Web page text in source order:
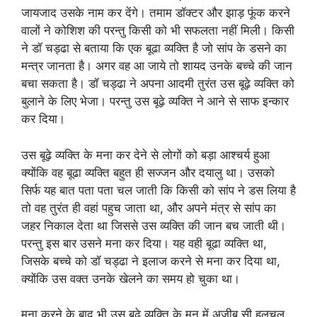
जायजाद उसके नाम कर देंगे। तमाम डॉक्टर और झाड़ फूंक करने
वालों ने कोशिश की परन्तु किसी को भी सफलता नहीं मिली। किसी
ने डॉ चड्ढा से बताया कि एक बूढा व्यक्ति है जो सांप के डसने का
मन्त्र जानता है। अगर वह आ जाये तो शायद उनके बच्चे की जान
बचा सकता है। डॉ चड्ढा ने अपना आदमी तुरंत उस बूढ़े व्यक्ति को
बुलाने के लिए भेजा। परन्तु उस बूढ़े व्यक्ति ने आने से साफ इन्कार
कर दिया।
उस बूढ़े व्यक्ति के मना कर देने से लोगों को बड़ा आश्चर्य हुआ
क्योंकि वह बूढा व्यक्ति बहुत ही सज्जन और दयालु था। उसको
सिर्फ यह बात पता पता चल जाती कि किसी को सांप ने डस लिया है
तो वह तुरंत ही वहां पहुच जाता था, और अपने मंत्र से सांप का
जहर निकाल देता था जिससे उस व्यक्ति की जान बच जाती थी।
परन्तु इस बार उसने मना कर दिया। यह वही बूढा व्यक्ति था,
जिसके बच्चे को डॉ चड्ढा ने इलाज करने से मना कर दिया था,
क्योंकि उस वक्त उनके खेलने का समय हो चुका था।